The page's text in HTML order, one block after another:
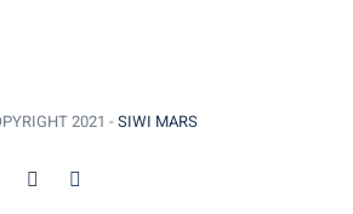
2021 - SIWI MARS